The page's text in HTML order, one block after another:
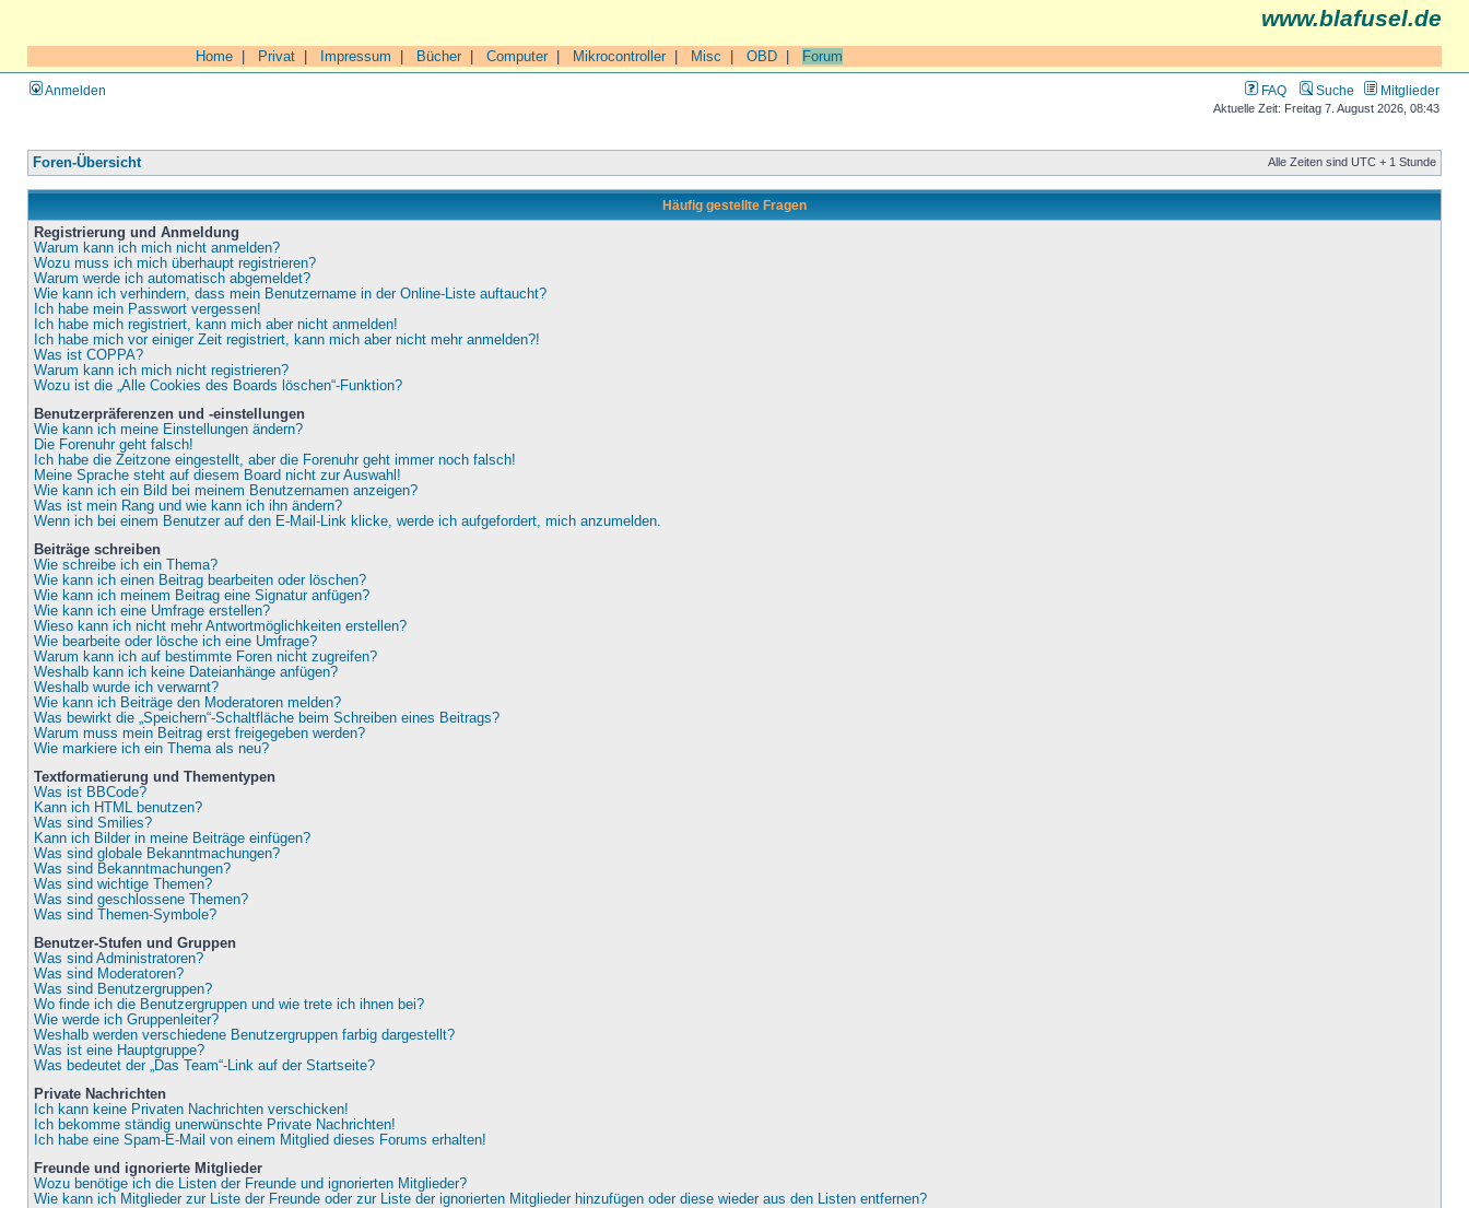
www.blafusel.de
Home Privat Impressum Bücher| Computer| Mikrocontroller| Misc OBD Forum
Anmelden FAQ Suche Mitglieder
Aktuelle Zeit: Freitag 7. August 2026, 08:43
Foren-Übersicht Alle Zeiten sind UTC + 1 Stunde
Häufig gestellte Fragen
Registrierung und Anmeldung
Warum kann ich mich nicht anmelden?
Wozu muss ich mich überhaupt registrieren?
Warum werde ich automatisch abgemeldet?
Wie kann ich verhindern, dass mein Benutzername in der Online-Liste auftaucht?
Ich habe mein Passwort vergessen!
Ich habe mich registriert, kann mich aber nicht anmelden!
Ich habe mich vor einiger Zeit registriert, kann mich aber nicht mehr anmelden?!
Was ist COPPA?
Warum kann ich mich nicht registrieren?
Wozu ist die „Alle Cookies des Boards löschen“-Funktion?
Benutzerpräferenzen und -einstellungen
Wie kann ich meine Einstellungen ändern?
Die Forenuhr geht falsch!
Ich habe die Zeitzone eingestellt, aber die Forenuhr geht immer noch falsch!
Meine Sprache steht auf diesem Board nicht zur Auswahl!
Wie kann ich ein Bild bei meinem Benutzernamen anzeigen?
Was ist mein Rang und wie kann ich ihn ändern?
Wenn ich bei einem Benutzer auf den E-Mail-Link klicke, werde ich aufgefordert, mich anzumelden.
Beiträge schreiben
Wie schreibe ich ein Thema?
Wie kann ich einen Beitrag bearbeiten oder löschen?
Wie kann ich meinem Beitrag eine Signatur anfügen?
Wie kann ich eine Umfrage erstellen?
Wieso kann ich nicht mehr Antwortmöglichkeiten erstellen?
Wie bearbeite oder lösche ich eine Umfrage?
Warum kann ich auf bestimmte Foren nicht zugreifen?
Weshalb kann ich keine Dateianhänge anfügen?
Weshalb wurde ich verwarnt?
Wie kann ich Beiträge den Moderatoren melden?
Was bewirkt die „Speichern“-Schaltfläche beim Schreiben eines Beitrags?
Warum muss mein Beitrag erst freigegeben werden?
Wie markiere ich ein Thema als neu?
Textformatierung und Thementypen
Was ist BBCode?
Kann ich HTML benutzen?
Was sind Smilies?
Kann ich Bilder in meine Beiträge einfügen?
Was sind globale Bekanntmachungen?
Was sind Bekanntmachungen?
Was sind wichtige Themen?
Was sind geschlossene Themen?
Was sind Themen-Symbole?
Benutzer-Stufen und Gruppen
Was sind Administratoren?
Was sind Moderatoren?
Was sind Benutzergruppen?
Wo finde ich die Benutzergruppen und wie trete ich ihnen bei?
Wie werde ich Gruppenleiter?
Weshalb werden verschiedene Benutzergruppen farbig dargestellt?
Was ist eine Hauptgruppe?
Was bedeutet der „Das Team“-Link auf der Startseite?
Private Nachrichten
Ich kann keine Privaten Nachrichten verschicken!
Ich bekomme ständig unerwünschte Private Nachrichten!
Ich habe eine Spam-E-Mail von einem Mitglied dieses Forums erhalten!
Freunde und ignorierte Mitglieder
Wozu benötige ich die Listen der Freunde und ignorierten Mitglieder?
Wie kann ich Mitglieder zur Liste der Freunde oder zur Liste der ignorierten Mitglieder hinzufügen oder diese wieder aus den Listen entfernen?